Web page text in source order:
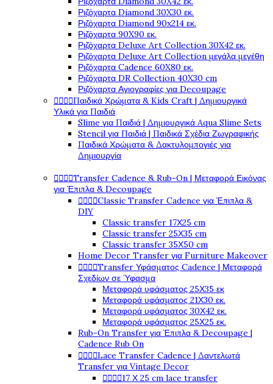
Ριζόχαρτα Diamond 30X30 εκ.
Ριζόχαρτα Diamond 90x214 εκ.
Ριζόχαρτα 90X90 εκ.
Ριζόχαρτα Deluxe Art Collection 30X42 εκ.
Ριζόχαρτα Deluxe Art Collection μεγάλα μεγέθη
Ριζόχαρτα Cadence 60X80 εκ.
Ριζόχαρτα DR Collection 40X30 cm
Ριζόχαρτα Αγιογραφίες για Decoupage
Παιδικά Χρώματα & Kids Craft | Δημιουργικά
Υλικά για Παιδιά
Slime για Παιδιά | Δημιουργικά Aqua Slime Sets
Stencil για Παιδιά | Παιδικά Σχέδια Ζωγραφικής
Παιδικά Χρώματα & Δακτυλομπογιές για
Δημιουργία
Transfer Cadence & Rub-On | Μεταφορά Εικόνας
για Έπιπλα & Decoupage
Classic Transfer Cadence για Έπιπλα &
DIY
Classic transfer 17Χ25 cm
Classic transfer 25Χ35 cm
Classic transfer 35Χ50 cm
Home Decor Transfer για Furniture Makeover
Transfer Υφάσματος Cadence | Μεταφορά
Σχεδίων σε Ύφασμα
Μεταφορά υφάσματος 25Χ35 εκ
Μεταφορά υφάσματος 21Χ30 εκ.
Μεταφορά υφάσματος 30Χ42 εκ.
Μεταφορά υφάσματος 25Χ25 εκ.
Rub-On Transfer για Έπιπλα & Decoupage |
Cadence Rub On
Lace Transfer Cadence | Δαντελωτά
Transfer για Vintage Decor
17 Χ 25 cm lace transfer